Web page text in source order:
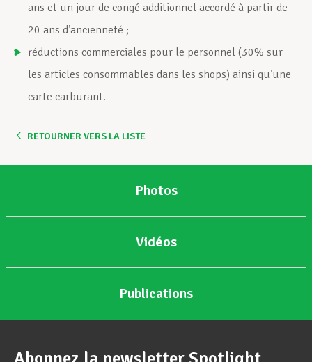
ans et un jour de congé additionnel accordé à partir de
20 ans d’ancienneté ;
réductions commerciales pour le personnel (30% sur
les articles consommables dans les shops) ainsi qu’une
carte carburant.
RETOURNER VERS LA LISTE
Photos
Vidéos
Publications